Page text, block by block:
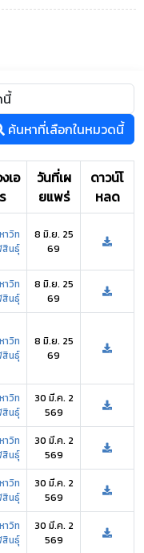
ค้นหาที่เลือกในหมวดนี้
เอ
วันที่เผ
ยแพร่
ดาวน์โ
หลด
าวิท
สินธุ์
8 มิ.ย. 25
69
าวิท
สินธุ์
8 มิ.ย. 25
69
าวิท
สินธุ์
8 มิ.ย. 25
69
าวิท
สินธุ์
30 มี.ค. 2
569
าวิท
สินธุ์
30 มี.ค. 2
569
าวิท
สินธุ์
30 มี.ค. 2
569
าวิท
สินธุ์
30 มี.ค. 2
569